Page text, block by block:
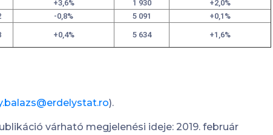
+3,6% 1 930
+2,0%
-0,8% 5 091
+0,1%
+0,4% 5 634 +1,6%
).
várható megjelenési ideje: 2019. február